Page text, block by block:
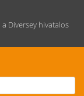
Diversey hivatalos